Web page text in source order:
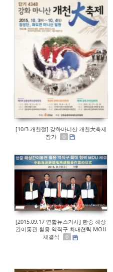
[10/3 개천절] 강화마니산 개천大축제
참가
0
[2015.09.17 연합뉴스기사] 한중 해상
간이통관 활용 역직구 확대협력 MOU
체결식
0